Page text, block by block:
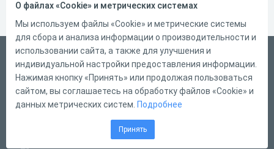
Русский
Справка
Форма обратной связи
О файлах «Cookie» и метрических системах
Мы используем файлы «Cookie» и метрические системы
для сбора и анализа информации о производительности и
использовании сайта, а также для улучшения и
индивидуальной настройки предоставления информации.
Нажимая кнопку «Принять» или продолжая пользоваться
сайтом, вы соглашаетесь на обработку файлов «Cookie» и
данных метрических систем. Подробнее
Принять